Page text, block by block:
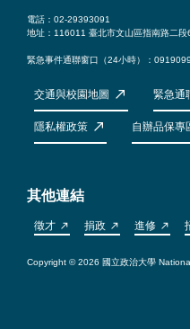
電話：02-29393091
地址：116011 臺北市文山區指南路二段
緊急事件通聯窗口（24小時）：
交通與校園地圖 緊急通
隱私權政策 自辦品保專
其他連結
徵才 捐政 進修
Copyright © 2026 國立政治大學